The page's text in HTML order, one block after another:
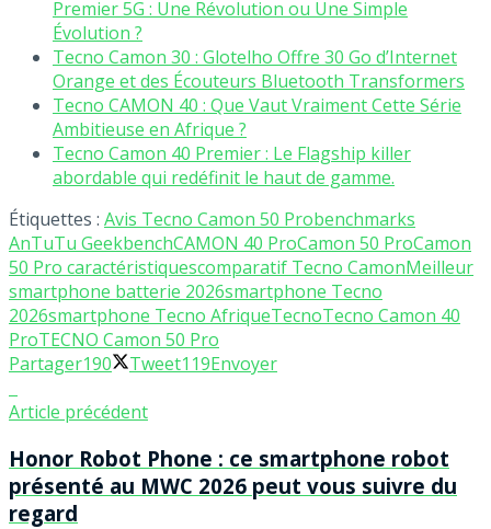
Premier 5G : Une Révolution ou Une Simple
Évolution ?
Tecno Camon 30 : Glotelho Offre 30 Go d’Internet
Orange et des Écouteurs Bluetooth Transformers
Tecno CAMON 40 : Que Vaut Vraiment Cette Série
Ambitieuse en Afrique ?
Tecno Camon 40 Premier : Le Flagship killer
abordable qui redéfinit le haut de gamme.
Étiquettes : Avis Tecno Camon 50 Probenchmarks
AnTuTu GeekbenchCAMON 40 ProCamon 50 ProCamon
50 Pro caractéristiquescomparatif Tecno CamonMeilleur
smartphone batterie 2026smartphone Tecno
2026smartphone Tecno AfriqueTecnoTecno Camon 40
ProTECNO Camon 50 Pro
Partager190 Tweet119Envoyer
Article précédent
Honor Robot Phone : ce smartphone robot
présenté au MWC 2026 peut vous suivre du
regard